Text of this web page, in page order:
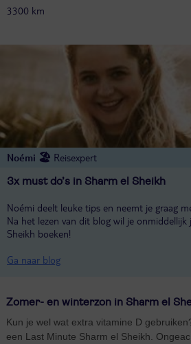
3300 km
Noémi 🏖️ Reisexpert
3x must do’s in Sharm el Sheikh
Noémi deelt leuke tips en neemt je graag
Na het lezen van dit blog wil je onmiddellijk
Sheikh boeken!
Ga naar blog
Zomer- en winterzon in Sharm el
Kun je wel wat extra vitamine D
een Last Minute Sharm el Sheikh.